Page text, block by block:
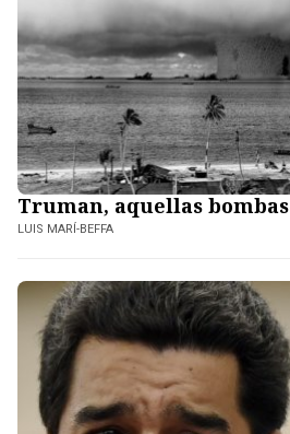
Truman, aquellas bombas
LUIS MARÍ-BEFFA